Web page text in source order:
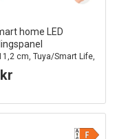
home LED
cm, Tuya/Smart Life,
Home og app, hull: Ø10,5